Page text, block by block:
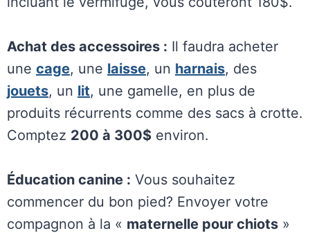
Achat des accessoires : Il faudra acheter
une cage, une laisse, un harnais, des
jouets, un lit, une gamelle, en plus de
produits récurrents comme des sacs à crotte.
Comptez 200 à 300$ environ.
Éducation canine : Vous souhaitez
commencer du bon pied? Envoyer votre
compagnon à la « maternelle pour chiots »